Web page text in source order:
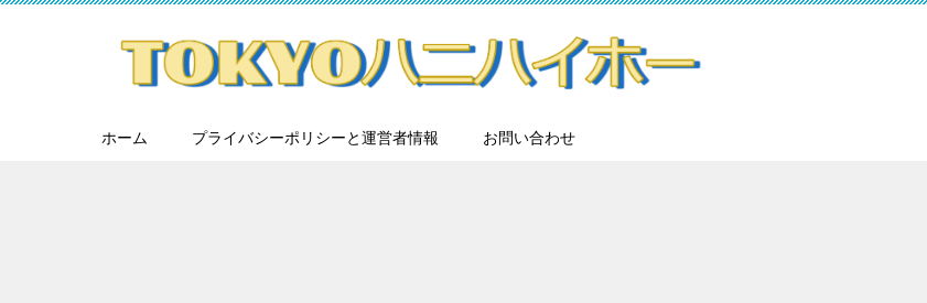
ホーム プライバシーポリシーと運営者情報 お問い合わせ